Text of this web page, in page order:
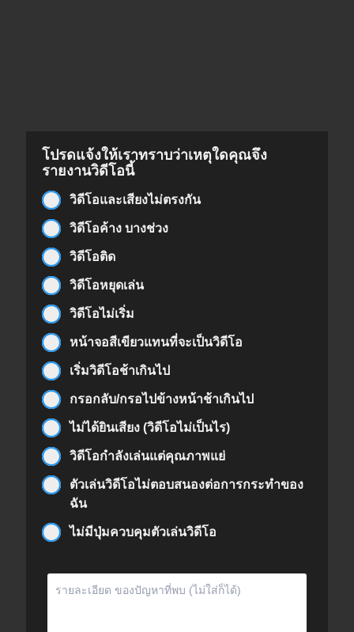
โปรดแจ้งให้เราทราบว่าเหตุใดคุณจึง
รายงานวิดีโอนี้
วิดีโอและเสียงไม่ตรงกัน
วิดีโอค้าง บางช่วง
วิดีโอติด
วิดีโอหยุดเล่น
วิดีโอไม่เริ่ม
หน้าจอสีเขียวแทนที่จะเป็นวิดีโอ
เริ่มวิดีโอช้าเกินไป
กรอกลับ/กรอไปข้างหน้าช้าเกินไป
ไม่ได้ยินเสียง (วิดีโอไม่เป็นไร)
วิดีโอกำลังเล่นแต่คุณภาพแย่
ตัวเล่นวิดีโอไม่ตอบสนองต่อการกระทำของ
ฉัน
ไม่มีปุ่มควบคุมตัวเล่นวิดีโอ